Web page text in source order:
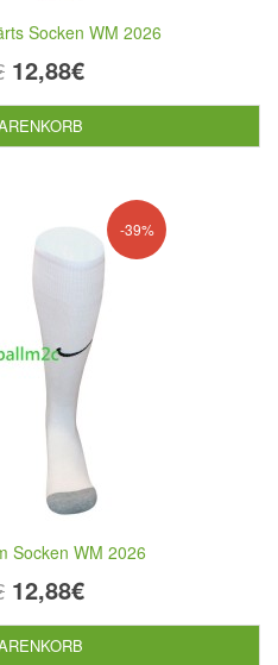
Socken WM 2026
12,88€
-39%
Socken WM 2026
12,88€